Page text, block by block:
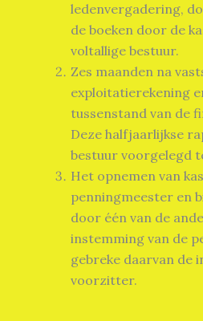
ledenvergadering,
de boeken door de
voltallige bestuur.
Zes maanden na
exploitatierekening
tussenstand van de
Deze halfjaarlijkse
bestuur voorgelegd
Het opnemen van
penningmeester en
door één van de
instemming van de
gebreke daarvan de
voorzitter.